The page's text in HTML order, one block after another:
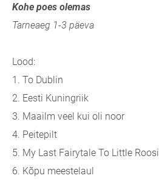
Kohe poes olemas
Tarneaeg 1-3 päeva
Lood:
1. To Dublin
2. Eesti Kuningriik
3. Maailm veel kui oli noor
4. Peitepilt
5. My Last Fairytale To Little Roosi
6. Kõpu meestelaul